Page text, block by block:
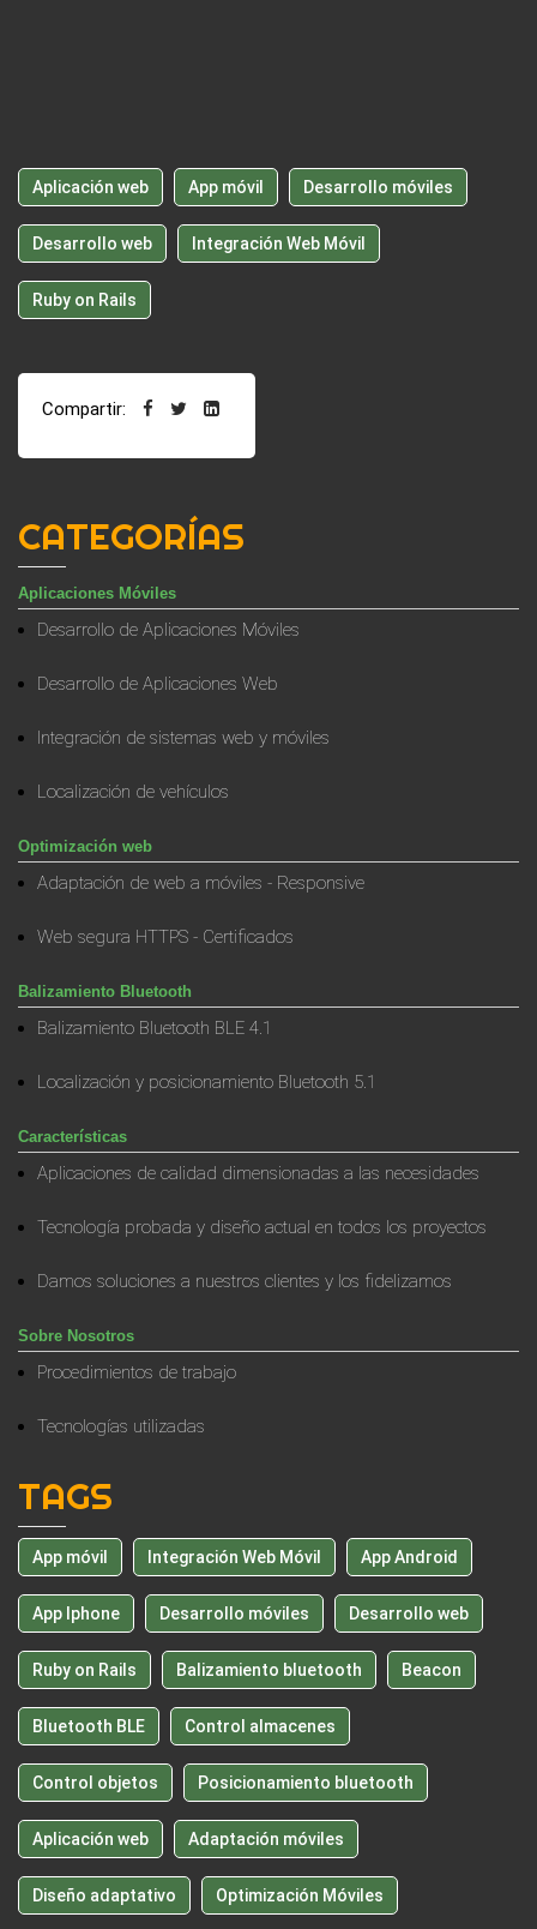
Aplicación web App móvil Desarrollo móviles
Desarrollo web Integración Web Móvil
Ruby on Rails
Compartir:
CATEGORÍAS
Aplicaciones Móviles
Desarrollo de Aplicaciones Móviles
Desarrollo de Aplicaciones Web
Integración de sistemas web y móviles
Localización de vehículos
Optimización web
Adaptación de web a móviles - Responsive
Web segura HTTPS - Certificados
Balizamiento Bluetooth
Balizamiento Bluetooth BLE 4.1
Localización y posicionamiento Bluetooth 5.1
Características
Aplicaciones de calidad dimensionadas a las necesidades
Tecnología probada y diseño actual en todos los proyectos
Damos soluciones a nuestros clientes y los fidelizamos
Sobre Nosotros
Procedimientos de trabajo
Tecnologías utilizadas
TAGS
App móvil Integración Web Móvil App Android
App Iphone Desarrollo móviles Desarrollo web
Ruby on Rails Balizamiento bluetooth Beacon
Bluetooth BLE Control almacenes
Control objetos Posicionamiento bluetooth
Aplicación web Adaptación móviles
Diseño adaptativo Optimización Móviles